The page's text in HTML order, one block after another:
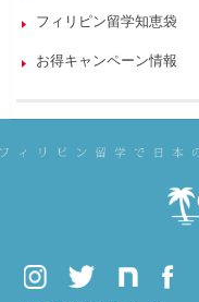
フィリピン留学知恵袋
お得キャンペーン情報